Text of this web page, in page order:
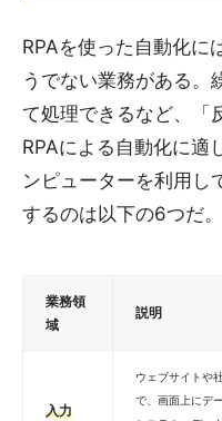
RPAを使った自動化に
うでない業務がある。
て処理できるなど、「
RPAによる自動化に適
ンピューターを利用し
するのは以下の6つだ。
業務領
域
説明
入力
ウェブサイトや
で、画面上にデ